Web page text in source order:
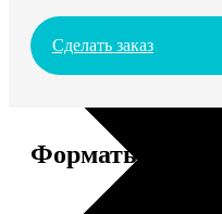
Сделать заказ
Форматы и цены